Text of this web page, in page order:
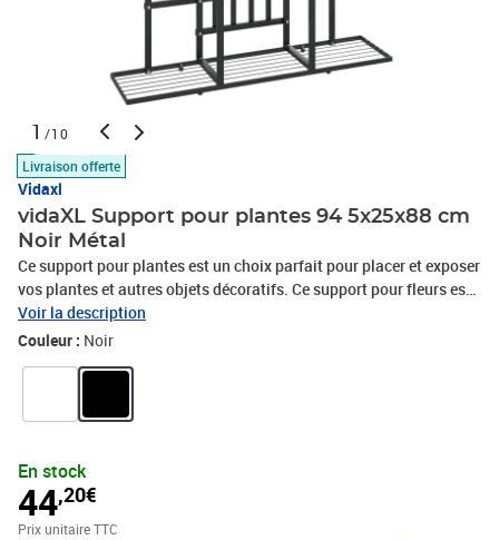
1 /10
Livraison offerte
Vidaxl
vidaXL Support pour plantes 94 5x25x88 cm
Noir Métal
Ce support pour plantes est un choix parfait pour placer et exposer
vos plantes et autres objets décoratifs. Ce support pour fleurs est
fait de métal, qui est robuste et durable, garantissant des années
de service. Ce support à plantes offre un grand espace pour
est requis
Voir la description
Couleur : Noir
En stock
44,20€
Prix unitaire TTC